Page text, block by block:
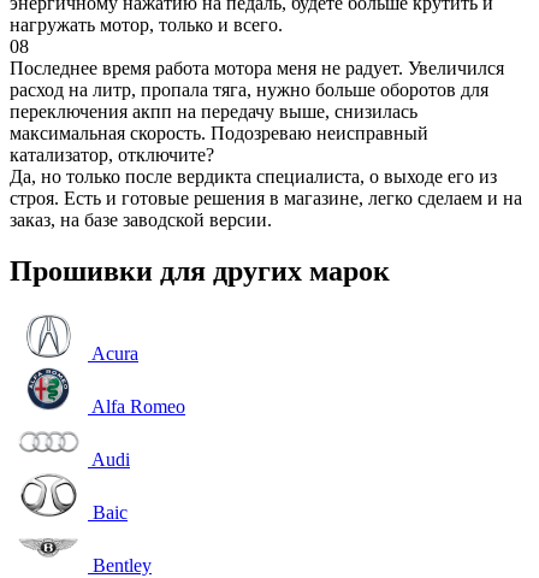
нагружать мотор, только и всего.
08
Последнее время работа мотора меня не радует. Увеличился
расход на литр, пропала тяга, нужно больше оборотов для
переключения акпп на передачу выше, снизилась
максимальная скорость. Подозреваю неисправный
катализатор, отключите?
Да, но только после вердикта специалиста, о выходе его из
строя. Есть и готовые решения в магазине, легко сделаем и на
заказ, на базе заводской версии.
Прошивки для других марок
Acura
Alfa Romeo
Audi
Baic
Bentley